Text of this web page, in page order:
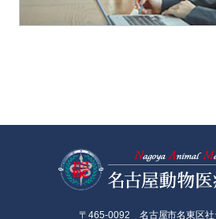
〒465-0092 名古屋市名東区社